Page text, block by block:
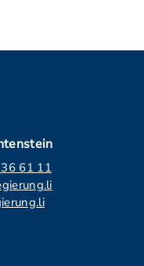
61 11